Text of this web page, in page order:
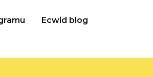
Ecwid blog